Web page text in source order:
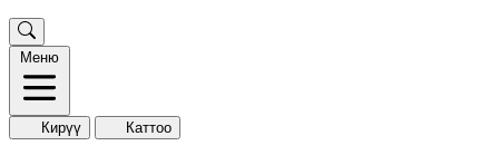
Меню
Кирүү Каттоо